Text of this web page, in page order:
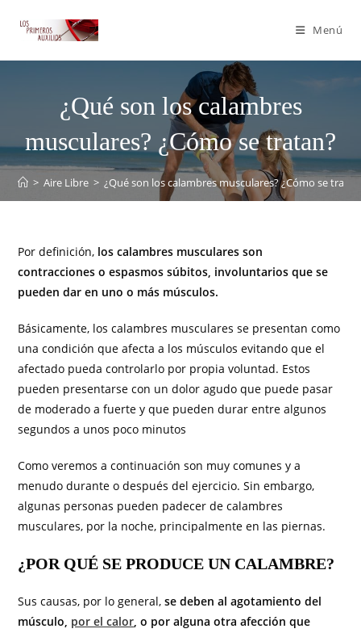
Menú
¿Qué son los calambres
musculares? ¿Cómo se tratan?
> Aire Libre > ¿Qué son los calambres musculares? ¿Cómo se
Por definición, los calambres musculares son
contracciones o espasmos súbitos, involuntarios que se
pueden dar en uno o más músculos.
Básicamente, los calambres musculares se presentan como
una condición que afecta a los músculos evitando que el
afectado pueda controlarlo por propia voluntad. Estos
pueden presentarse con un dolor agudo que puede pasar
de moderado a fuerte y que pueden durar entre algunos
segundos a unos poco minutos
Como veremos a continuación son muy comunes y a
menudo durante o después del ejercicio. Sin embargo,
algunas personas pueden padecer de calambres
musculares, por la noche, principalmente en las piernas.
¿POR QUÉ SE PRODUCE UN CALAMBRE?
Sus causas, por lo general,se deben al agotamiento del
músculo, por el calor, o por alguna otra afección que